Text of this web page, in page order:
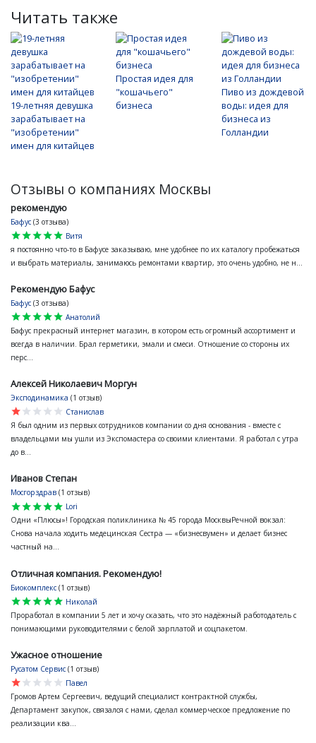
Читать также
19-летняя девушка
зарабатывает на
"изобретении"
имен для китайцев
Простая идея для
"кошачьего"
бизнеса
Пиво из дождевой
воды: идея для
бизнеса из
Голландии
Отзывы о компаниях Москвы
рекомендую
Бафус (3 отзыва)
star
star
star
star
star
Витя
я постоянно что-то в Бафусе заказываю, мне удобнее по их каталогу пробежаться
и выбрать материалы, занимаюсь ремонтами квартир, это очень удобно, не н...
Рекомендую Бафус
Бафус (3 отзыва)
star
star
star
star
star
Анатолий
Бафус прекрасный интернет магазин, в котором есть огромный ассортимент и
всегда в наличии. Брал герметики, эмали и смеси. Отношение со стороны их
перс...
Алексей Николаевич Моргун
Эксподинамика (1 отзыв)
star
star
star
star
star
Станислав
Я был одним из первых сотрудников компании со дня основания - вместе с
владельцами мы ушли из Экспомастера со своими клиентами. Я работал с утра
до в...
Иванов Степан
Мосгорздрав (1 отзыв)
star
star
star
star
star
Lori
Одни «Плюсы»! Городская поликлиника № 45 города МосквыРечной вокзал:
Снова начала ходить медецинская Сестра — «бизнесвумен» и делает бизнес
частный на...
Отличная компания. Рекомендую!
Биокомплекс (1 отзыв)
star
star
star
star
star
Николай
Проработал в компании 5 лет и хочу сказать, что это надёжный работодатель с
понимающими руководителями с белой зарплатой и соцпакетом.
Ужасное отношение
Русатом Сервис (1 отзыв)
star
star
star
star
star
Павел
Громов Артем Сергеевич, ведущий специалист контрактной службы,
Департамент закупок, связался с нами, сделал коммерческое предложение по
реализации ква...